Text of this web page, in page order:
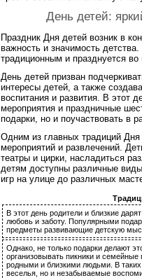
День детей:
Праздник Дня детей возник в
важность и значимость
традиционным и празднуется
День детей призван
интересы детей, а также
воспитания и развития. В этот
мероприятия и праздничные
подарки, но и поучаствовать в
Одним из главных традиций Дня
мероприятий и развлечений.
театры и цирки, насладиться
детям доступны различные
игр на улице до различных
В этот день родители и близкие
любовь и заботу. Популярными
предметы развивающие детскую
Однако, не только подарки делают
организовывать пикники и семейные
родными и близкими людьми. В
веселья, но и незабываемые